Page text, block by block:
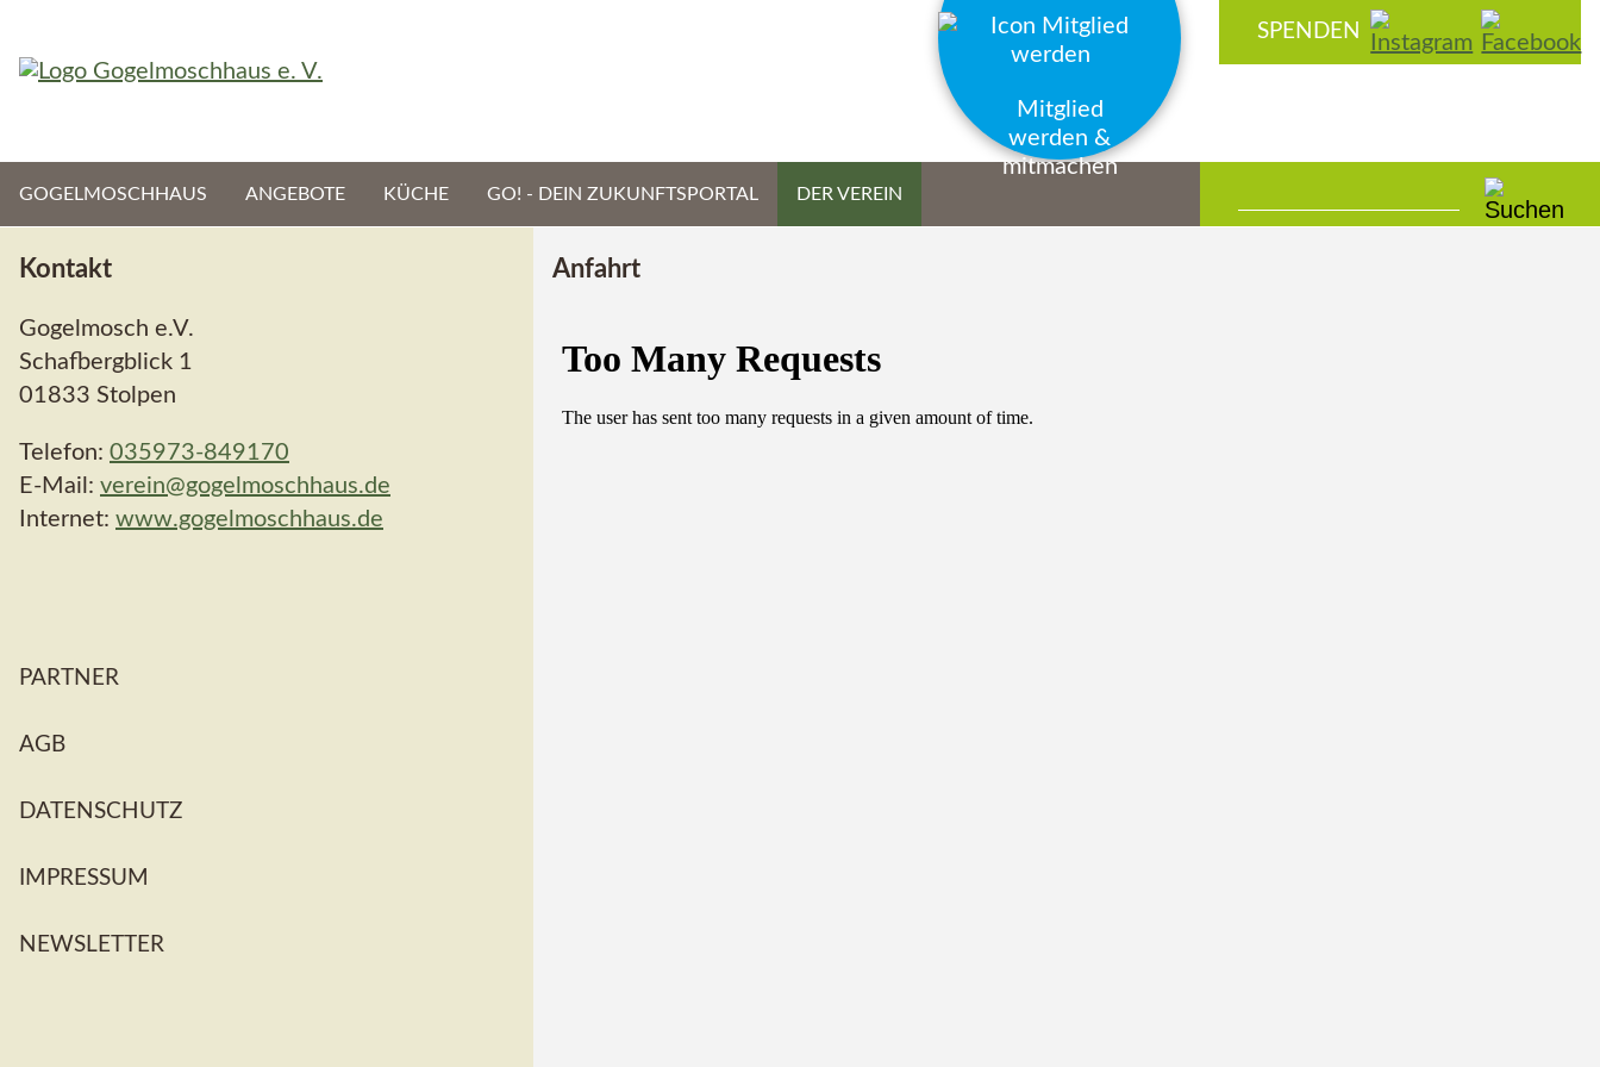
Mitglied
werden &
mitmachen
überspringen
SPENDEN
überspringen
GOGELMOSCHHAUS ANGEBOTE KÜCHE GO! - DEIN ZUKUNFTSPORTAL DER VEREIN
Kontakt
Gogelmosch e.V.
Schafbergblick 1
01833 Stolpen
Telefon: 035973-849170
E-Mail: verein@gogelmoschhaus.de
Internet: www.gogelmoschhaus.de
überspringen
PARTNER
AGB
DATENSCHUTZ
IMPRESSUM
NEWSLETTER
Anfahrt